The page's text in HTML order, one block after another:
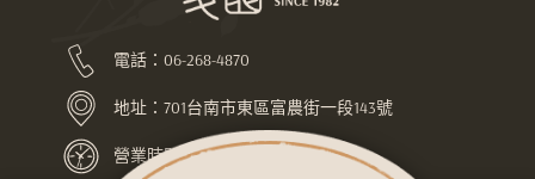
電話： 06-268-4870
地址： 701台南市東區富農街一段143號
營業時間：上午7:30-下午10:00